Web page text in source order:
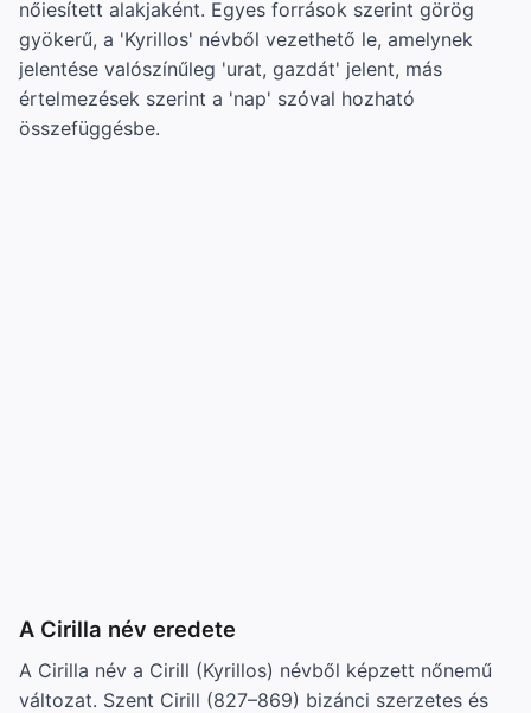
nőiesített alakjaként. Egyes források szerint görög
gyökerű, a 'Kyrillos' névből vezethető le, amelynek
jelentése valószínűleg 'urat, gazdát' jelent, más
értelmezések szerint a 'nap' szóval hozható
összefüggésbe.
A Cirilla név eredete
A Cirilla név a Cirill (Kyrillos) névből képzett nőnemű
változat. Szent Cirill (827–869) bizánci szerzetes és